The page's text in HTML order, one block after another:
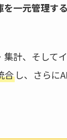
を一元管理す
計、そして
合 し、さらに